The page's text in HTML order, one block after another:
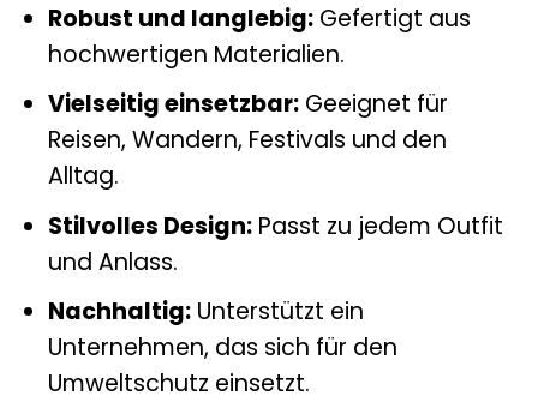
Robust und langlebig:Gefertigt aus
hochwertigen Materialien.
Vielseitig einsetzbar:Geeignet für
Reisen, Wandern, Festivals und den
Alltag.
Stilvolles Design:Passt zu jedem Outfit
und Anlass.
Nachhaltig:Unterstützt ein
Unternehmen, das sich für den
Umweltschutz einsetzt.